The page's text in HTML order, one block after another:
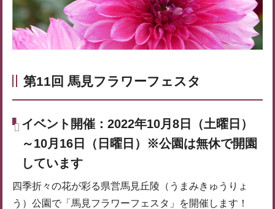
第11回 馬見フラワーフェスタ
イベント開催：2022年10月8日（土曜日）
～10月16日（日曜日）※公園は無休で開園
しています
四季折々の花が彩る県営馬見丘陵（うまみきゅうりょ
う）公園で「馬見フラワーフェスタ」を開催します！